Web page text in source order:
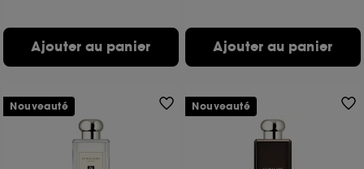
Ajouter au panier Ajouter au panier
Nouveauté Nouveauté